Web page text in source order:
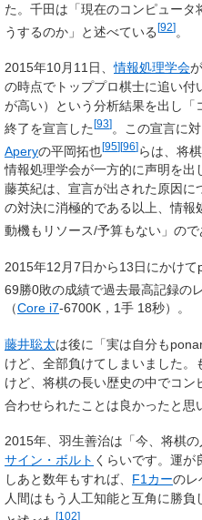
た。千田は「現在のコンピュー
うするのか」と述べている[92]。
2015年10月11日、情報処理学会
の時点でトッププロ棋士に追い付
が高い）という分析結果を出し
終了を宣言した[93]。この宣言に対
Aperyの平岡拓也[95][96]らは、将
情報処理学会が一方的に声明を出
藤英紀は、宣言が出された原因に
の対決に消極的である以上、情報
動機もリソース/予算もない」の
2015年12月7日から13日にかけて
69勝0敗の成績で過去最高記録の
（Core i7-6700K，1手 18秒）。
藤井聡太は後に「実は自分も
けど、全部負けてしまいました。
けど、将棋の長い歴史の中でコ
合わせられたことは良かったと思
2015年、羽生善治は「今、将棋
サイン・ボルト くらいです。運が
しあと数年もすれば、 F1カーのレ
人間はもう人工知能と互角に勝負
[102]